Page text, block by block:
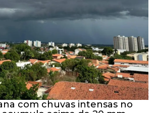
com chuvas intensas no